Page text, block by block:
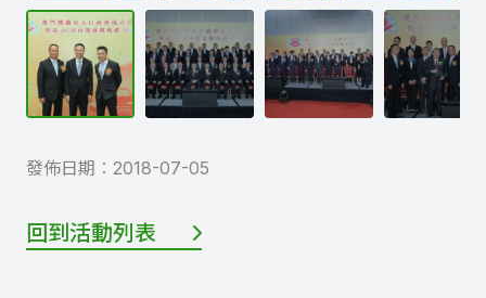
發佈日期︰ 2018-07-05
回到活動列表